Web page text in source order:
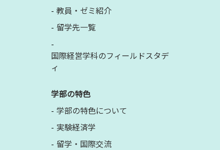
教員・ゼミ紹介
留学先一覧
国際経営学科のフィールドスタデ
ィ
学部の特色
学部の特色について
実験経済学
留学・国際交流